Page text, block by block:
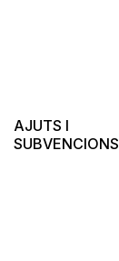
AJUTS I
SUBVENCIONS